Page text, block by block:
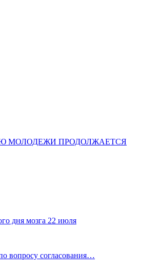
МОЛОДЕЖИ ПРОДОЛЖАЕТСЯ
дня мозга 22 июля
вопросу согласования…